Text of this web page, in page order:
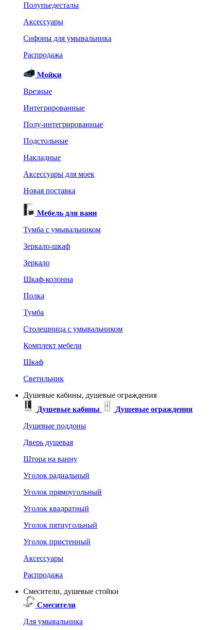
Полупьедесталы
Аксессуары
Сифоны для умывальника
Распродажа
Мойки
Врезные
Интегрированные
Полу-интегрированные
Подстольные
Накладные
Аксессуары для моек
Новая поставка
Мебель для ванн
Тумба с умывальником
Зеркало-шкаф
Зеркало
Шкаф-колонна
Полка
Тумба
Столешница с умывальником
Комплект мебели
Шкаф
Светильник
Душевые кабины, душевые ограждения
Душевые кабины
Душевые ограждения
Душевые поддоны
Дверь душевая
Штора на ванну
Уголок радиальный
Уголок прямоугольный
Уголок квадратный
Уголок пятиугольный
Уголок пристенный
Аксессуары
Распродажа
Смесители, душевые стойки
Смесители
Для умывальника